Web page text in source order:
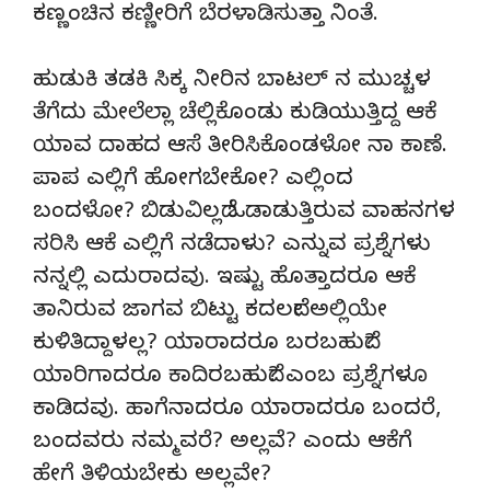
ಕಣ್ಣಂಚಿನ ಕಣ್ಣೀರಿಗೆ ಬೆರಳಾಡಿಸುತ್ತಾ ನಿಂತೆ.
ಹುಡುಕಿ ತಡಕಿ ಸಿಕ್ಕ ನೀರಿನ ಬಾಟಲ್ ನ ಮುಚ್ಚಳ
ತೆಗೆದು ಮೇಲೆಲ್ಲಾ ಚೆಲ್ಲಿಕೊಂಡು ಕುಡಿಯುತ್ತಿದ್ದ ಆಕೆ
ಯಾವ ದಾಹದ ಆಸೆ ತೀರಿಸಿಕೊಂಡಳೋ ನಾ ಕಾಣೆ.
ಪಾಪ ಎಲ್ಲಿಗೆ ಹೋಗಬೇಕೋ? ಎಲ್ಲಿಂದ
ಬಂದಳೋ? ಬಿಡುವಿಲ್ಲದೆ ಓಡಾಡುತ್ತಿರುವ ವಾಹನಗಳ
ಸರಿಸಿ ಆಕೆ ಎಲ್ಲಿಗೆ ನಡೆದಾಳು? ಎನ್ನುವ ಪ್ರಶ್ನೆಗಳು
ನನ್ನಲ್ಲಿ ಎದುರಾದವು. ಇಷ್ಟು ಹೊತ್ತಾದರೂ ಆಕೆ
ತಾನಿರುವ ಜಾಗವ ಬಿಟ್ಟು ಕದಲದೇ ಅಲ್ಲಿಯೇ
ಕುಳಿತಿದ್ದಾಳಲ್ಲ? ಯಾರಾದರೂ ಬರಬಹುದೆ?
ಯಾರಿಗಾದರೂ ಕಾದಿರಬಹುದೆ? ಎಂಬ ಪ್ರಶ್ನೆಗಳೂ
ಕಾಡಿದವು. ಹಾಗೆನಾದರೂ ಯಾರಾದರೂ ಬಂದರೆ,
ಬಂದವರು ನಮ್ಮವರೆ? ಅಲ್ಲವೆ? ಎಂದು ಆಕೆಗೆ
ಹೇಗೆ ತಿಳಿಯಬೇಕು ಅಲ್ಲವೇ?